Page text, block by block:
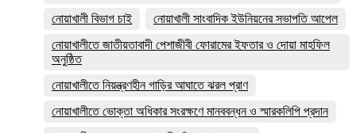
নোয়াখালী বিভাগ চাই
নোয়াখালী সাংবাদিক ইউনিয়নের সভাপতি আপেল
নোয়াখালীতে জাতীয়তাবাদী পেশাজীবী ফোরামের ইফতার ও দোয়া মাহফিল
অনুষ্ঠিত
নোয়াখালীতে নিয়ন্ত্রণহীন গাড়ির আঘাতে ঝরল প্রাণ
নোয়াখালীতে ভোক্তা অধিকার সংরক্ষণে মানববন্ধন ও স্মারকলিপি প্রদান